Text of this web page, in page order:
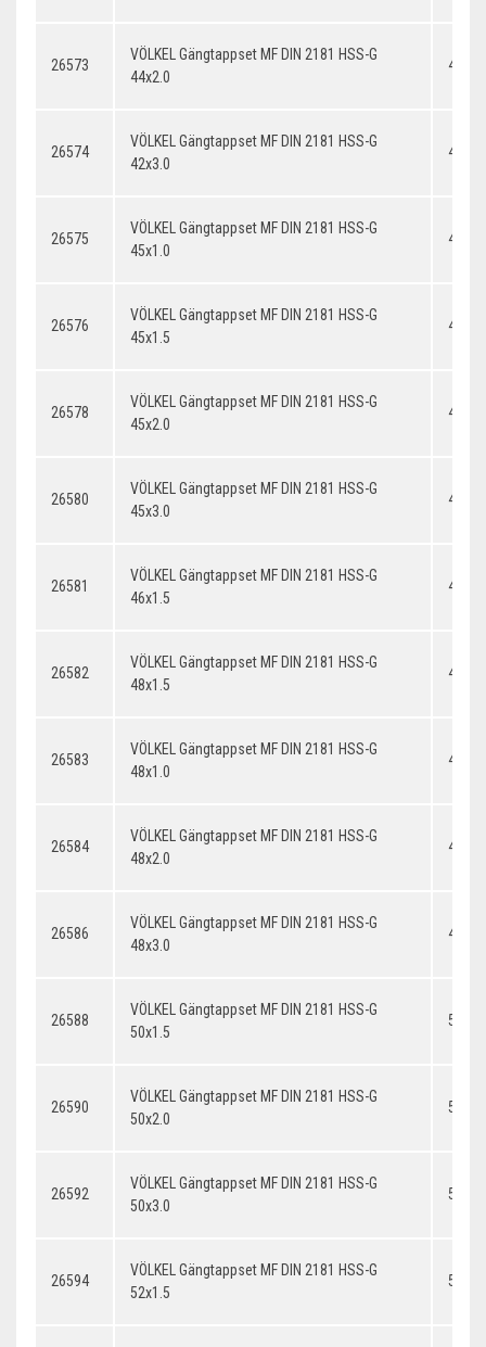
26573
VÖLKEL Gängtappset MF DIN 2181 HSS-G
44x2.0
26574
VÖLKEL Gängtappset MF DIN 2181 HSS-G
42x3.0
26575
VÖLKEL Gängtappset MF DIN 2181 HSS-G
45x1.0
26576
VÖLKEL Gängtappset MF DIN 2181 HSS-G
45x1.5
26578
VÖLKEL Gängtappset MF DIN 2181 HSS-G
45x2.0
26580
VÖLKEL Gängtappset MF DIN 2181 HSS-G
45x3.0
26581
VÖLKEL Gängtappset MF DIN 2181 HSS-G
46x1.5
26582
VÖLKEL Gängtappset MF DIN 2181 HSS-G
48x1.5
26583
VÖLKEL Gängtappset MF DIN 2181 HSS-G
48x1.0
26584
VÖLKEL Gängtappset MF DIN 2181 HSS-G
48x2.0
26586
VÖLKEL Gängtappset MF DIN 2181 HSS-G
48x3.0
26588
VÖLKEL Gängtappset MF DIN 2181 HSS-G
50x1.5
26590
VÖLKEL Gängtappset MF DIN 2181 HSS-G
50x2.0
26592
VÖLKEL Gängtappset MF DIN 2181 HSS-G
50x3.0
26594
VÖLKEL Gängtappset MF DIN 2181 HSS-G
52x1.5